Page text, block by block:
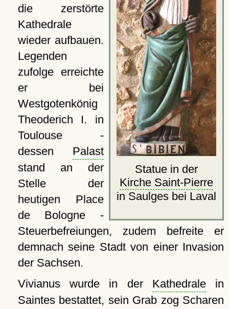
Statue in der
Kirche Saint-Pierre
in Saulges bei Laval
die zerstörte
Kathedrale
wieder aufbauen.
Legenden
zufolge erreichte
er bei
Westgotenkönig
Theoderich I. in
Toulouse -
dessen Palast
stand an der
Stelle der
heutigen Place
de Bologne -
Steuerbefreiungen, zudem befreite er
demnach seine Stadt von einer Invasion
der Sachsen.
Vivianus wurde in der Kathedralein
Saintes bestattet, sein Grab zog Scharen